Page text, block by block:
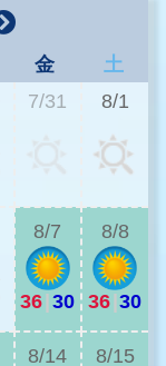
金
土
7/31 8/1
8/7
36|30
8/8
36|30
8/14 8/15